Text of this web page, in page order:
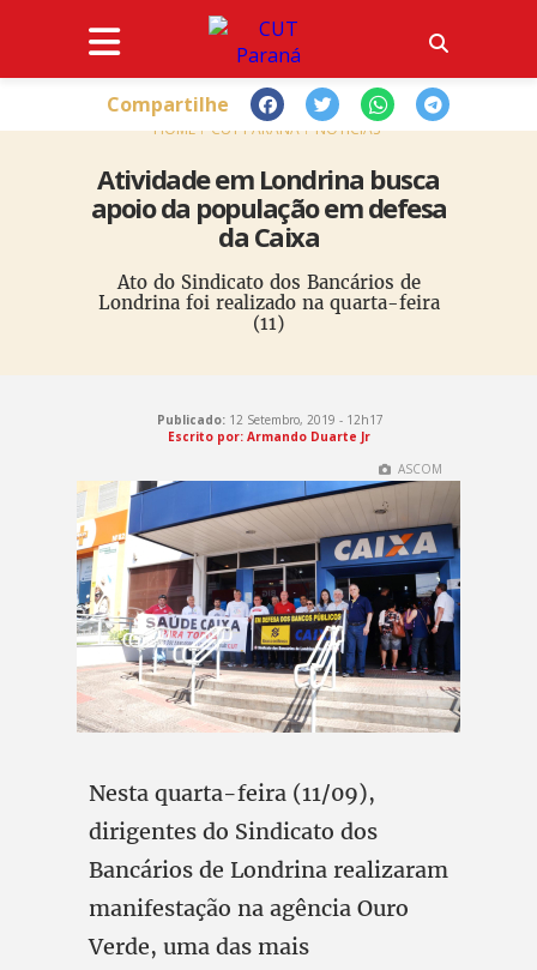
HOME CUT PARANÁ NOTÍCIAS
Atividade em Londrina busca
apoio da população em defesa
da Caixa
Ato do Sindicato dos Bancários de
Londrina foi realizado na quarta-feira
(11)
Compartilhe
Publicado: 12 Setembro, 2019 - 12h17
Escrito por: Armando Duarte Jr
ASCOM
Nesta quarta-feira (11/09),
dirigentes do Sindicato dos
Bancários de Londrina realizaram
manifestação na agência Ouro
Verde, uma das mais